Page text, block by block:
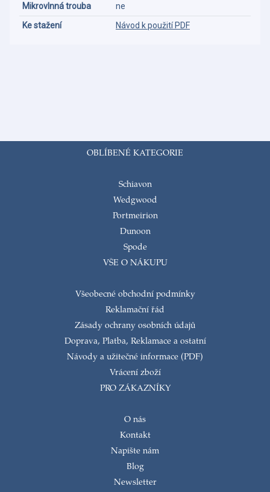
Mikrovlnná trouba
ne
Ke stažení
Návod k použití PDF
OBLÍBENÉ KATEGORIE
Schiavon
Wedgwood
Portmeirion
Dunoon
Spode
VŠE O NÁKUPU
Všeobecné obchodní podmínky
Reklamační řád
Zásady ochrany osobních údajů
Doprava, Platba, Reklamace a ostatní
Návody a užitečné informace (PDF)
Vrácení zboží
PRO ZÁKAZNÍKY
O nás
Kontakt
Napište nám
Blog
Newsletter